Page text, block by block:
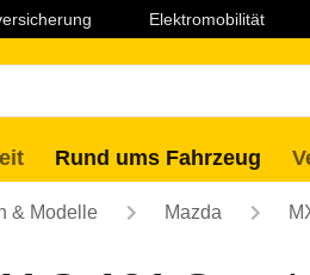
Elektromobilität
Rund ums Fahrzeug
& Modelle Mazda